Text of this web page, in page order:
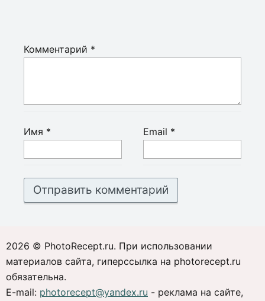
Комментарий *
Имя * Email *
2026 © PhotoRecept.ru. При использовании
материалов сайта, гиперссылка на photorecept.ru
обязательна.
E-mail: photorecept@yandex.ru - реклама на сайте,